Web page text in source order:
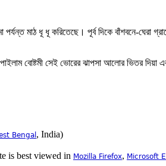
পর্যন্ত মাঠ ধূ ধূ করিতেছে। পূর্ব দিকে বাঁশবনে-ঘেরা
বোষ্টমী সেই ভোরের ঝাপসা আলোর ভিতর
Bengal , India)
is best viewed in Mozilla Firefox, Microsoft